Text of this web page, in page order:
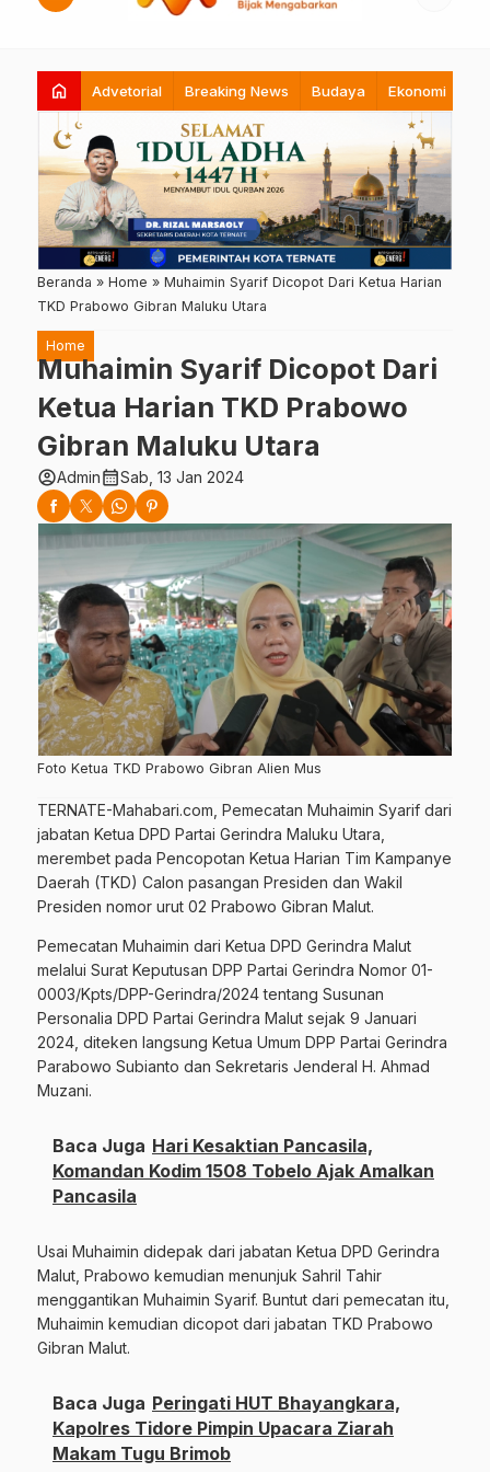
home Advetorial Breaking News Budaya Ekonomi
Beranda » Home » Muhaimin Syarif Dicopot Dari Ketua Harian
TKD Prabowo Gibran Maluku Utara
Home
Muhaimin Syarif Dicopot Dari
Ketua Harian TKD Prabowo
Gibran Maluku Utara
account_circleAdmincalendar_monthSab, 13 Jan 2024
Foto Ketua TKD Prabowo Gibran Alien Mus
TERNATE-Mahabari.com, Pemecatan Muhaimin Syarif dari
jabatan Ketua DPD Partai Gerindra Maluku Utara,
merembet pada Pencopotan Ketua Harian Tim Kampanye
Daerah (TKD) Calon pasangan Presiden dan Wakil
Presiden nomor urut 02 Prabowo Gibran Malut.
Pemecatan Muhaimin dari Ketua DPD Gerindra Malut
melalui Surat Keputusan DPP Partai Gerindra Nomor 01-
0003/Kpts/DPP-Gerindra/2024 tentang Susunan
Personalia DPD Partai Gerindra Malut sejak 9 Januari
2024, diteken langsung Ketua Umum DPP Partai Gerindra
Parabowo Subianto dan Sekretaris Jenderal H. Ahmad
Muzani.
Baca Juga Hari Kesaktian Pancasila,
Komandan Kodim 1508 Tobelo Ajak Amalkan
Pancasila
Usai Muhaimin didepak dari jabatan Ketua DPD Gerindra
Malut, Prabowo kemudian menunjuk Sahril Tahir
menggantikan Muhaimin Syarif. Buntut dari pemecatan itu,
Muhaimin kemudian dicopot dari jabatan TKD Prabowo
Gibran Malut.
Baca Juga Peringati HUT Bhayangkara,
Kapolres Tidore Pimpin Upacara Ziarah
Makam Tugu Brimob